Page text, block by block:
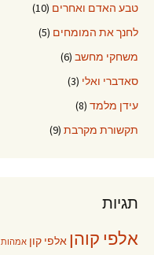
טבע האדם ואחרים (10)
לחנך את המומחים (5)
משחקי מחשב (6)
סאדברי ואלי (3)
עידן מלמד (8)
תקשורת מקרבת (9)
תגיות
אלפי קוהן אלפי קון אמהות